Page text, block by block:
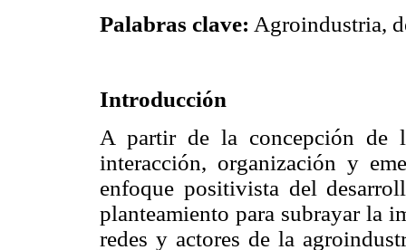
Palabras clave: Agroindustria,
Introducción
A partir de la concepción de
interacción, organización y
enfoque positivista del
planteamiento para subrayar la
redes y actores de la